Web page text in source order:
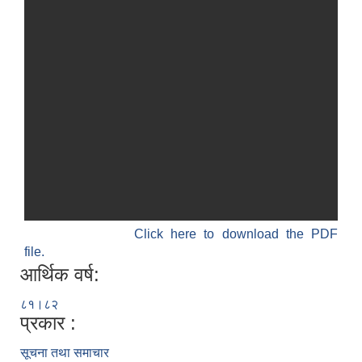
Click here to download the PDF
file.
आर्थिक वर्ष:
८१।८२
प्रकार :
सूचना तथा समाचार